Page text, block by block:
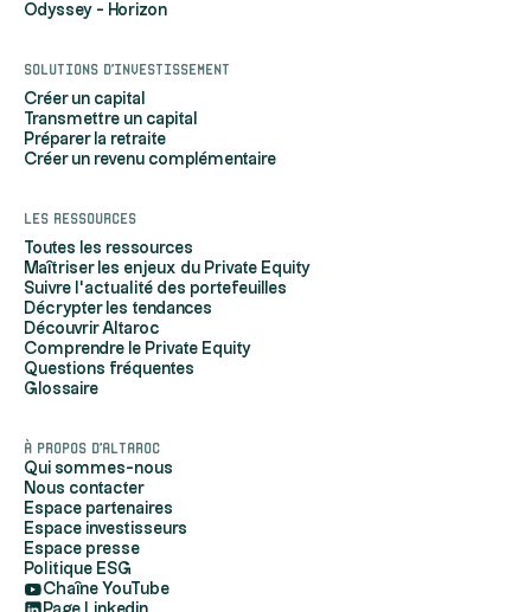
Odyssey - Horizon
Solutions d'investissement
Créer un capital
Transmettre un capital
Préparer la retraite
Créer un revenu complémentaire
Les ressources
Toutes les ressources
Maîtriser les enjeux du Private Equity
Suivre l'actualité des portefeuilles
Décrypter les tendances
Découvrir Altaroc
Comprendre le Private Equity
Questions fréquentes
Glossaire
À propos d'Altaroc
Qui sommes-nous
Nous contacter
Espace partenaires
Espace investisseurs
Espace presse
Politique ESG
Chaîne YouTube